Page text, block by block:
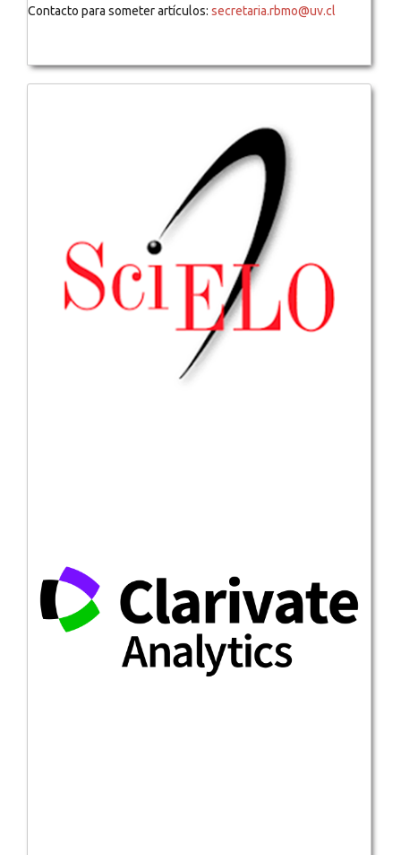
Contacto para someter artículos: secretaria.rbmo@uv.cl